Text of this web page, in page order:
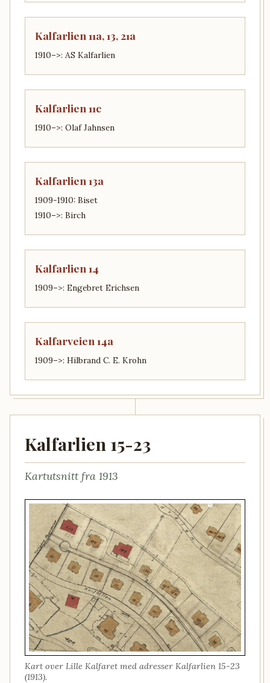
Kalfarlien 11a, 13, 21a
1910–>: AS Kalfarlien
Kalfarlien 11c
1910–>: Olaf Jahnsen
Kalfarlien 13a
1909-1910: Biset
1910–>: Birch
Kalfarlien 14
1909–>: Engebret Erichsen
Kalfarveien 14a
1909–>: Hilbrand C. E. Krohn
Kalfarlien 15-23
Kartutsnitt fra 1913
Kart over Lille Kalfaret med adresser Kalfarlien 15-23
(1913).